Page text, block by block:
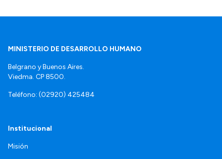
MINISTERIO DE DESARROLLO HUMANO
Belgrano y Buenos Aires.
Viedma. CP 8500.
Teléfono: (02920) 425484
Institucional
Misión